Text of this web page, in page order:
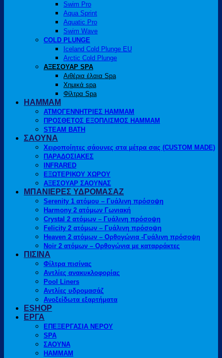
Swim Pro
Aqua Sprint
Aquatic Pro
Swim Wave
COLD PLUNGE
Iceland Cold Plunge EU
Arctic Cold Plunge
ΑΞΕΣΟΥΑΡ SPA
Αιθέρια έλαια Spa
Χημικά spa
Φίλτρα Spa
HAMMAM
ΑΤΜΟΓΕΝΝΗΤΡΙΕΣ HAMMAM
ΠΡΟΣΘΕΤΟΣ ΕΞΟΠΛΙΣΜΟΣ HAMMAM
STEAM BATH
ΣΑΟΥΝΑ
Χειροποίητες σάουνες στα μέτρα σας (CUSTOM MADE)
ΠΑΡΑΔΟΣΙΑΚΕΣ
INFRARED
ΕΞΩΤΕΡΙΚΟΥ ΧΩΡΟΥ
ΑΞΕΣΟΥΑΡ ΣΑΟΥΝΑΣ
ΜΠΑΝΙΕΡΕΣ ΥΔΡΟΜΑΣΑΖ
Serenity 1 ατόμου – Γυάλινη πρόσοψη
Harmony 2 ατόμων Γωνιακή
Crystal 2 ατόμων – Γυάλινη πρόσοψη
Felicity 2 ατόμων – Γυάλινη πρόσοψη
Heaven 2 ατόμων – Ορθογώνια -Γυάλινη πρόσοψη
Noir 2 ατόμων – Ορθογώνια με καταρράκτες
ΠΙΣΙΝΑ
Φίλτρα πισίνας
Αντλίες ανακυκλοφορίας
Pool Liners
Αντλίες υδρομασάζ
Ανοξείδωτα εξαρτήματα
ESHOP
ΕΡΓΑ
ΕΠΕΞΕΡΓΑΣΙΑ ΝΕΡΟΥ
SPA
ΣΑΟΥΝΑ
HAMMAM